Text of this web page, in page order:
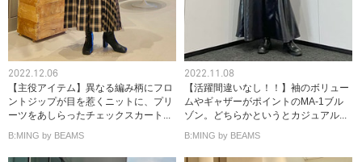
2022.12.06
【主役アイテム】異なる編み柄にフロ
ントジップが目を惹くニットに、プリ
ーツをあしらったチェックスカート...
B:MING by BEAMS
2022.11.08
【活躍間違いなし！！】袖のボリュー
ムやギャザーがポイントのMA-1ブル
ゾン。どちらかというとカジュアル...
B:MING by BEAMS